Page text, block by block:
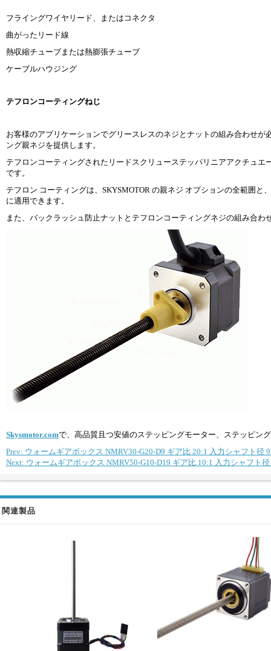
フライングワイヤリード、またはコネクタ
曲がったリード線
熱収縮チューブまたは熱膨張チューブ
ケーブルハウジング
テフロンコーティングねじ
お客様のアプリケーションでグリースレスのネジとナットの組み合わせ
ング親ネジを提供します。
テフロンコーティングされたリードスクリューステッパリニアアクチュ
です。
テフロン コーティングは、SKYSMOTOR の親ネジ オプションの全範囲
に適用できます。
また、バックラッシュ防止ナットとテフロンコーティングネジの組み合わ
Skysmotor.comで、高品質且つ安値のステッピングモーター、ステッピン
Prev: ウォームギアボックス NMRV30-G20-D9 ギア比 20:1 入力シャフト径
Next: ウォームギアボックス NMRV50-G10-D19 ギア比 10:1 入力シャフト径
関連製品